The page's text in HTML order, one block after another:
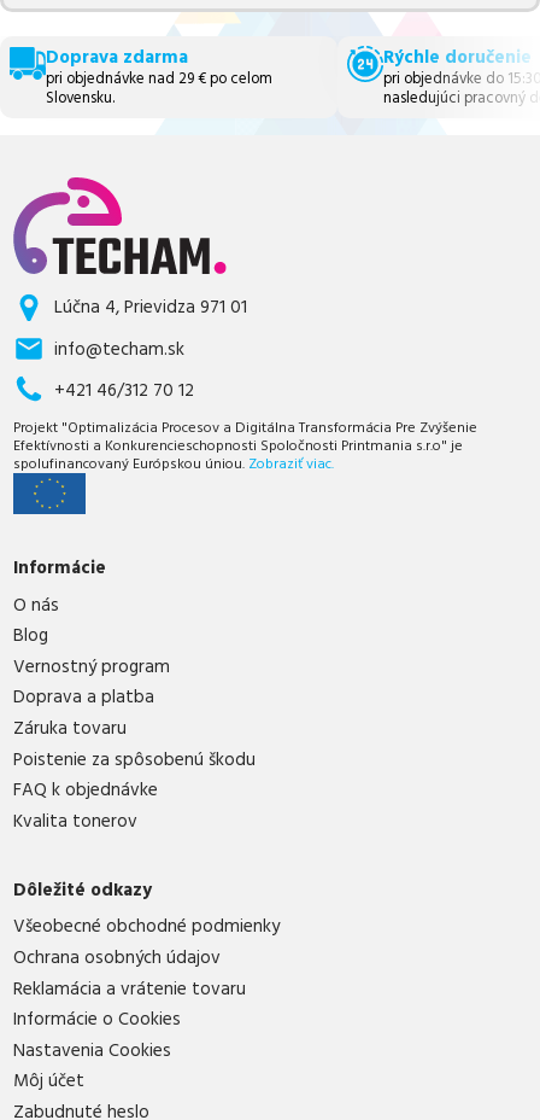
Doprava zdarma
pri objednávke nad 29 € po celom
Slovensku.
Rýchle doručenie
pri objednávke do
nasledujúci pracovný
Lúčna 4, Prievidza 971 01
info@techam.sk
+421 46/312 70 12
Projekt "Optimalizácia Procesov a Digitálna Transformácia Pre Zvýšenie
Efektívnosti a Konkurencieschopnosti Spoločnosti Printmania s.r.o" je
spolufinancovaný Európskou úniou. Zobraziť viac.
Informácie
O nás
Blog
Vernostný program
Doprava a platba
Záruka tovaru
Poistenie za spôsobenú škodu
FAQ k objednávke
Kvalita tonerov
Dôležité odkazy
Všeobecné obchodné podmienky
Ochrana osobných údajov
Reklamácia a vrátenie tovaru
Informácie o Cookies
Nastavenia Cookies
Môj účet
Zabudnuté heslo